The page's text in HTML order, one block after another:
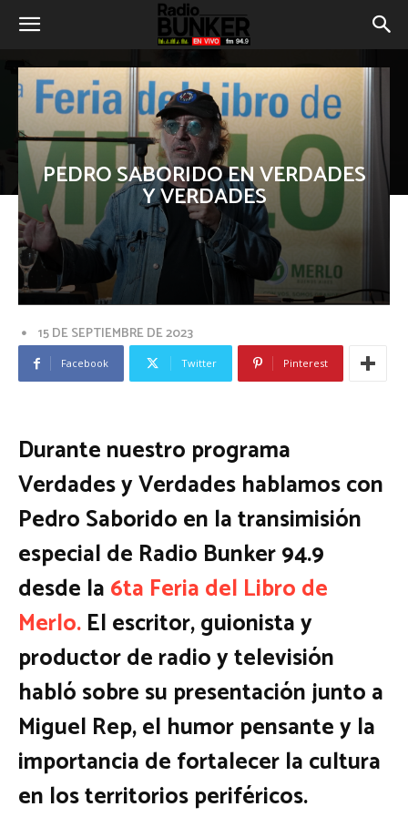
PEDRO SABORIDO EN VERDADES
Y VERDADES
15 DE SEPTIEMBRE DE 2023
Facebook Twitter Pinterest
Durante nuestro programa
Verdades y Verdades hablamos con
Pedro Saborido en la transimisión
especial de Radio Bunker 94.9
desde la6ta Feria del Libro de
Merlo.El escritor, guionista y
productor de radio y televisión
habló sobre su presentación junto a
Miguel Rep, el humor pensante y la
importancia de fortalecer la cultura
en los territorios periféricos.